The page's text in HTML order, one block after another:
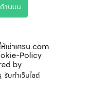
ช่าเครน.com
Policy
by
รับทำเว็บไซต์
านบน